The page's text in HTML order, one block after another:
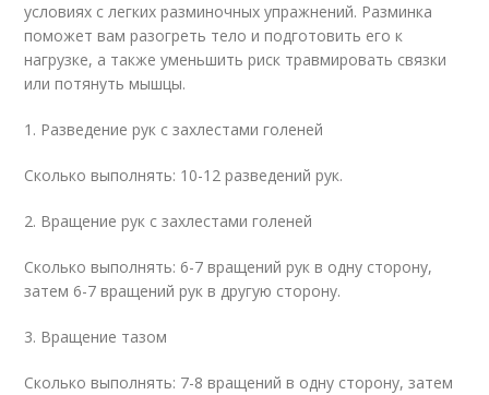
условиях с легких разминочных упражнений. Разминка
поможет вам разогреть тело и подготовить его к
нагрузке, а также уменьшить риск травмировать связки
или потянуть мышцы.
1. Разведение рук с захлестами голеней
Сколько выполнять: 10-12 разведений рук.
2. Вращение рук с захлестами голеней
Сколько выполнять: 6-7 вращений рук в одну сторону,
затем 6-7 вращений рук в другую сторону.
3. Вращение тазом
Сколько выполнять: 7-8 вращений в одну сторону, затем